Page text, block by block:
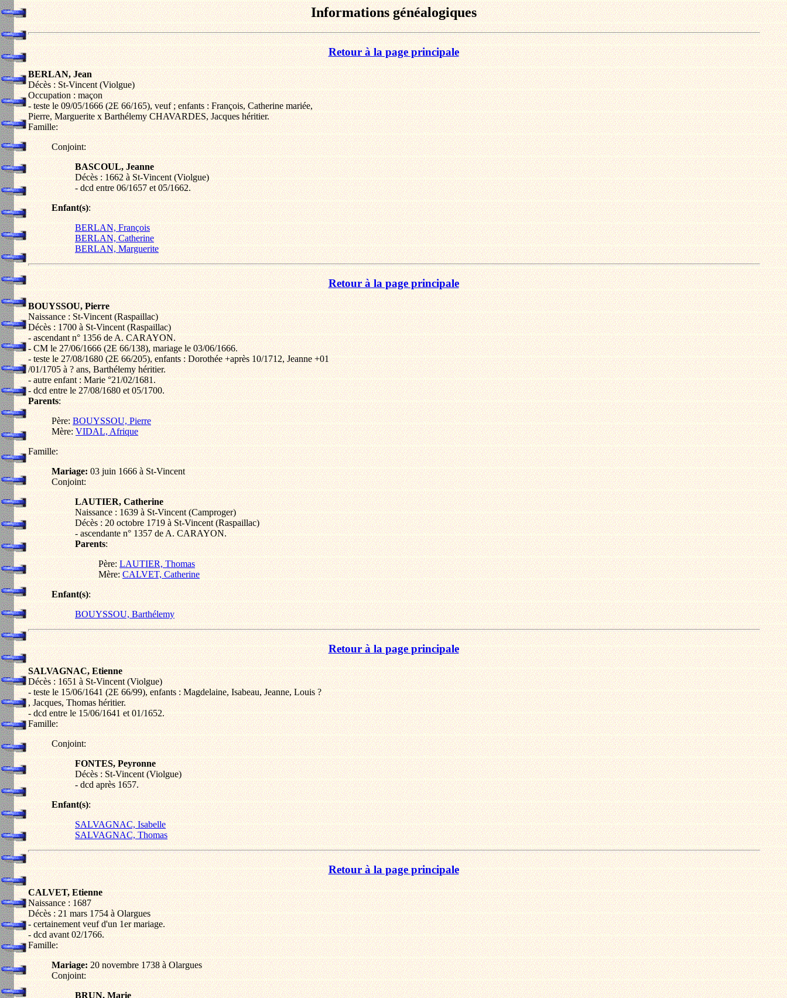
Informations généalogiques
Retour à la page principale
BERLAN, Jean
Décès : St-Vincent (Violgue)
Occupation : maçon
- teste le 09/05/1666 (2E 66/165), veuf ; enfants : François, Catherine mariée,
Pierre, Marguerite x Barthélemy CHAVARDES, Jacques héritier.
Famille:
Conjoint:
BASCOUL, Jeanne
Décès : 1662 à St-Vincent (Violgue)
- dcd entre 06/1657 et 05/1662.
Enfant(s):
BERLAN, François
BERLAN, Catherine
BERLAN, Marguerite
Retour à la page principale
BOUYSSOU, Pierre
Naissance : St-Vincent (Raspaillac)
Décès : 1700 à St-Vincent (Raspaillac)
- ascendant n° 1356 de A. CARAYON.
- CM le 27/06/1666 (2E 66/138), mariage le 03/06/1666.
- teste le 27/08/1680 (2E 66/205), enfants : Dorothée +après 10/1712, Jeanne +01
/01/1705 à ? ans, Barthélemy héritier.
- autre enfant : Marie °21/02/1681.
- dcd entre le 27/08/1680 et 05/1700.
Parents:
Père:BOUYSSOU, Pierre
Mère:VIDAL, Afrique
Famille:
Mariage:03 juin 1666 à St-Vincent
Conjoint:
LAUTIER, Catherine
Naissance : 1639 à St-Vincent (Camproger)
Décès : 20 octobre 1719 à St-Vincent (Raspaillac)
- ascendante n° 1357 de A. CARAYON.
Parents:
Père:LAUTIER, Thomas
Mère:CALVET, Catherine
Enfant(s):
BOUYSSOU, Barthélemy
Retour à la page principale
SALVAGNAC, Etienne
Décès : 1651 à St-Vincent (Violgue)
- teste le 15/06/1641 (2E 66/99), enfants : Magdelaine, Isabeau, Jeanne, Louis ?
, Jacques, Thomas héritier.
- dcd entre le 15/06/1641 et 01/1652.
Famille:
Conjoint:
FONTES, Peyronne
Décès : St-Vincent (Violgue)
- dcd après 1657.
Enfant(s):
SALVAGNAC, Isabelle
SALVAGNAC, Thomas
Retour à la page principale
CALVET, Etienne
Naissance : 1687
Décès : 21 mars 1754 à Olargues
- certainement veuf d'un 1er mariage.
- dcd avant 02/1766.
Famille:
Mariage:20 novembre 1738 à Olargues
Conjoint:
BRUN, Marie